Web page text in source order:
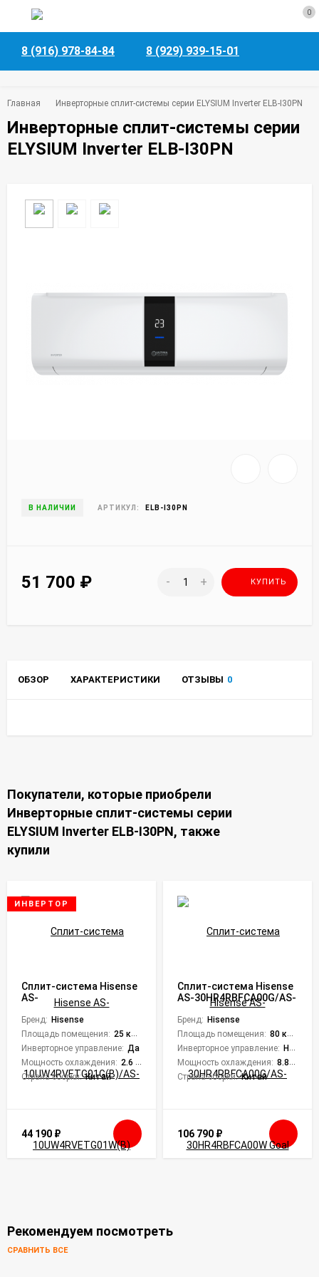
0
8 (916) 978-84-84 8 (929) 939-15-01
Главная Инверторные сплит-системы серии ELYSIUM Inverter ELB-I30PN
Инверторные сплит-системы серии
ELYSIUM Inverter ELB-I30PN
В НАЛИЧИИ АРТИКУЛ: ELB-I30PN
51 700 ₽ - + КУПИТЬ
ОБЗОР ХАРАКТЕРИСТИКИ ОТЗЫВЫ 0
Покупатели, которые приобрели
Инверторные сплит-системы серии
ELYSIUM Inverter ELB-I30PN, также
купили
ИНВЕРТОР
Сплит-система Hisense
AS-
10UW4RVETG01G(B)/AS-
10UW4RVETG01W(B)
BLACK CRYSTAL Super DC
Inverter
Бренд: Hisense
Площадь помещения: 25 кв. м.
Инверторное управление: Да
Мощность охлаждения: 2.6 кВт
Страна сборки: Китай
44 190 ₽
Сплит-система Hisense
AS-30HR4RBFCA00G/AS-
30HR4RBFCA00W Goal
Classic A
Бренд: Hisense
Площадь помещения: 80 кв. м.
Инверторное управление: Нет
Мощность охлаждения: 8.81 кВт
Страна сборки: Китай
106 790 ₽
Рекомендуем посмотреть
СРАВНИТЬ ВСЕ